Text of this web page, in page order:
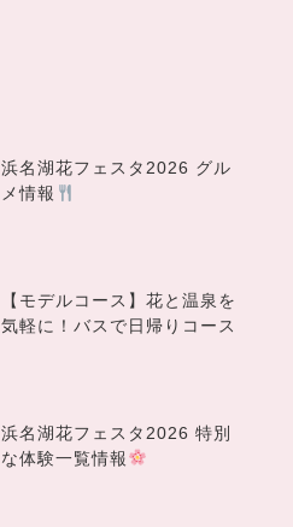
浜名湖花フェスタ2026 グル
メ情報
【モデルコース】花と温泉を
気軽に！バスで日帰りコース
浜名湖花フェスタ2026 特別
な体験一覧情報